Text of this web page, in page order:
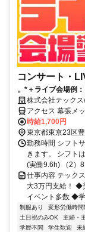
コンサート・
。*＋ライブ会場例
収2万円～も｜祝金
株式会社テック
アクセス 幕張メ
現場多数！※駅は
時給1,700円
東京都東京23区
勤務時間 シフト
きます。 シフト
(実働9.6h) （2）
仕事内容 テック
大3万円支給！ ◆
イベント多数 ◆
制服あり 変形労働時間
土日祝のみOK
主婦・
学歴不問
学生歓迎 未